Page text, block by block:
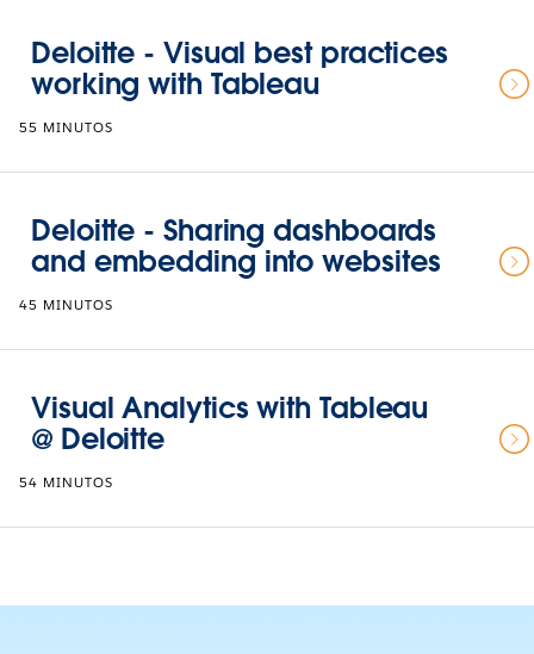
Deloitte - Visual best practices
working with Tableau
55 MINUTOS
Deloitte - Sharing dashboards
and embedding into websites
45 MINUTOS
Visual Analytics with Tableau
@ Deloitte
54 MINUTOS